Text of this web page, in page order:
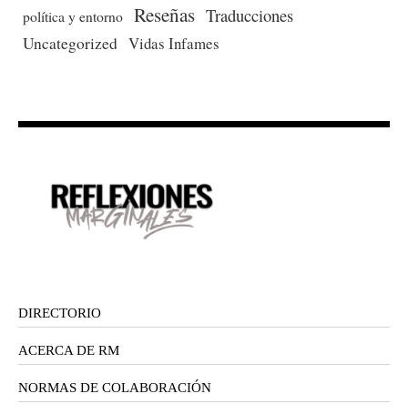
política y entorno Reseñas Traducciones
Uncategorized Vidas Infames
DIRECTORIO
ACERCA DE RM
NORMAS DE COLABORACIÓN